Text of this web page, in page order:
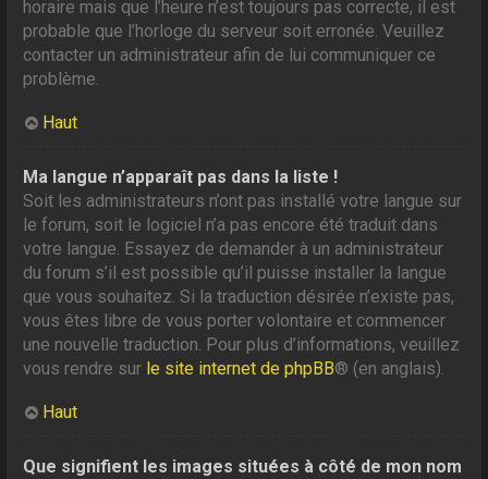
horaire mais que l’heure n’est toujours pas correcte, il est
probable que l’horloge du serveur soit erronée. Veuillez
contacter un administrateur afin de lui communiquer ce
problème.
Haut
Ma langue n’apparaît pas dans la liste !
Soit les administrateurs n’ont pas installé votre langue sur
le forum, soit le logiciel n’a pas encore été traduit dans
votre langue. Essayez de demander à un administrateur
du forum s’il est possible qu’il puisse installer la langue
que vous souhaitez. Si la traduction désirée n’existe pas,
vous êtes libre de vous porter volontaire et commencer
une nouvelle traduction. Pour plus d’informations, veuillez
vous rendre sur le site internet de phpBB® (en anglais).
Haut
Que signifient les images situées à côté de mon nom